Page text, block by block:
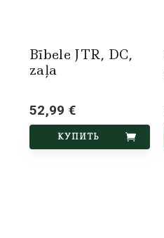
Bībele JTR, DC,
zaļa
52,99 €
КУПИТЬ